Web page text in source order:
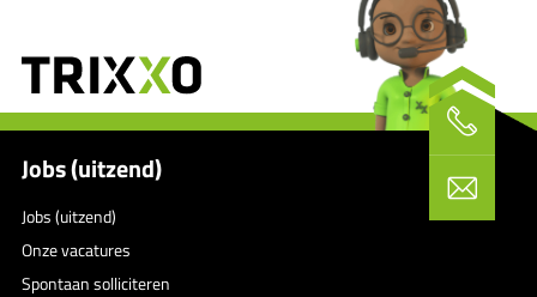
Jobs (uitzend)
Jobs (uitzend)
Onze vacatures
Spontaan solliciteren